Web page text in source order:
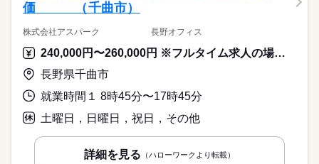
価 （千曲市）
株式会社アスパーク 長野オフィス
240,000円〜260,000円 ※フルタイム求人の場合は月額（換算額）、パート求人の場合は時間額を表示しています。
長野県千曲市
就業時間１ 8時45分〜17時45分
土曜日，日曜日，祝日，その他
詳細を見る （ハローワークより転載）